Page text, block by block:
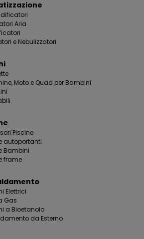
Aria
e Nebulizzatori
Moto e Quad per Bambini
Piscine
autoportanti
Bambini
frame
Elettrici
Gas
a Bioetanolo
da Esterno